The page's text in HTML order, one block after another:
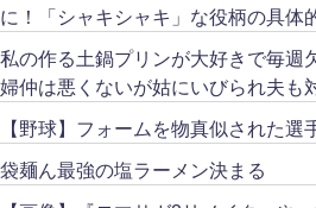
に！「シャキシャキ」な役柄の具体
私の作る土鍋プリンが大好きで毎週
婦仲は悪くないが姑にいびられ夫も
【野球】フォームを物真似された選
袋麺ん最強の塩ラーメン決まる